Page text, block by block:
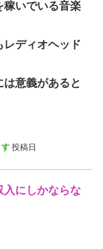
稼いでいる音楽
レディオヘッド
意義があると
投稿日
入にしかならな